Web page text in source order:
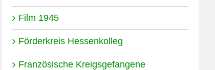
Film 1945
Förderkreis Hessenkolleg
Französische Kreigsgefangene